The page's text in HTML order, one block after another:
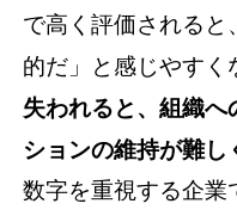
で高く評価される
的だ」と感じやすく
失われると、組織へ
ションの維持が難し
数字を重視する企業